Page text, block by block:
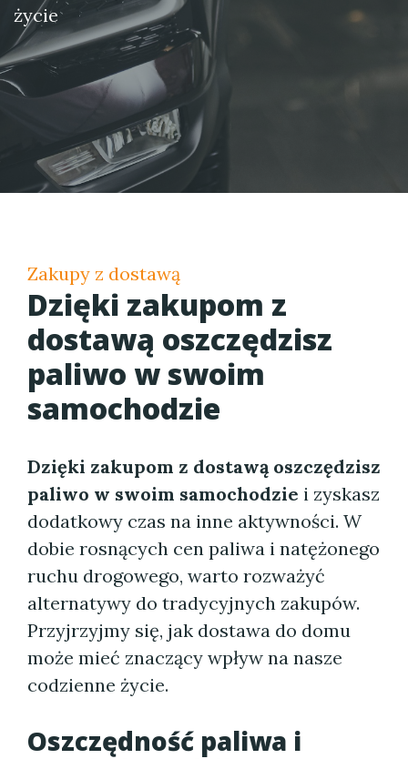
życie
Zakupy z dostawą
Dzięki zakupom z
dostawą oszczędzisz
paliwo w swoim
samochodzie
Dzięki zakupom z dostawą oszczędzisz
paliwo w swoim samochodzie i zyskasz
dodatkowy czas na inne aktywności. W
dobie rosnących cen paliwa i natężonego
ruchu drogowego, warto rozważyć
alternatywy do tradycyjnych zakupów.
Przyjrzyjmy się, jak dostawa do domu
może mieć znaczący wpływ na nasze
codzienne życie.
Oszczędność paliwa i